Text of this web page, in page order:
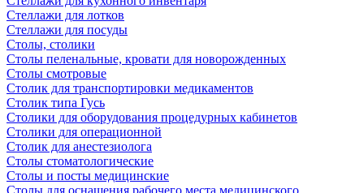
Стеллажи для лотков
Стеллажи для посуды
Столы, столики
Столы пеленальные, кровати для новорожденных
Столы смотровые
Столик для транспортировки медикаментов
Столик типа Гусь
Столики для оборудования процедурных кабинетов
Столики для операционной
Столик для анестезиолога
Столы стоматологические
Столы и посты медицинские
Столы для оснащения рабочего места медицинского